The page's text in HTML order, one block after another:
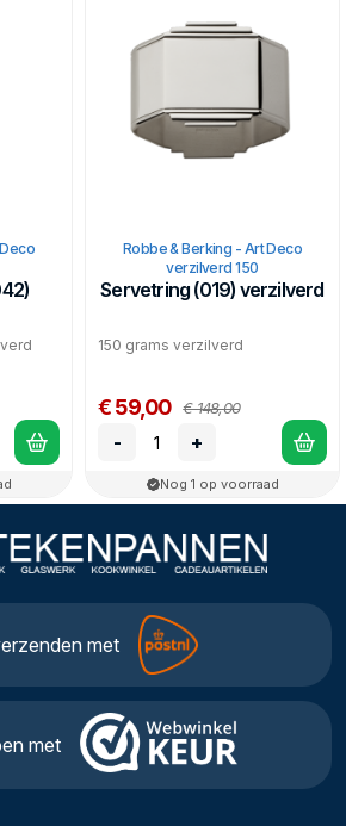
Robbe & Berking - Art Deco
verzilverd 150
Servetring (019) verzilverd
150 grams verzilverd
€ 59,00 € 148,00
- +
Nog 1 op voorraad
met
met